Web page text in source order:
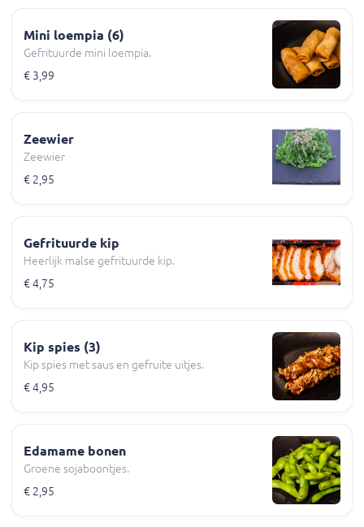
Mini loempia (6)
Gefrituurde mini loempia.
€ 3,99
Zeewier
Zeewier
€ 2,95
Gefrituurde kip
Heerlijk malse gefrituurde kip.
€ 4,75
Kip spies (3)
Kip spies met saus en gefruite uitjes.
€ 4,95
Edamame bonen
Groene sojaboontjes.
€ 2,95